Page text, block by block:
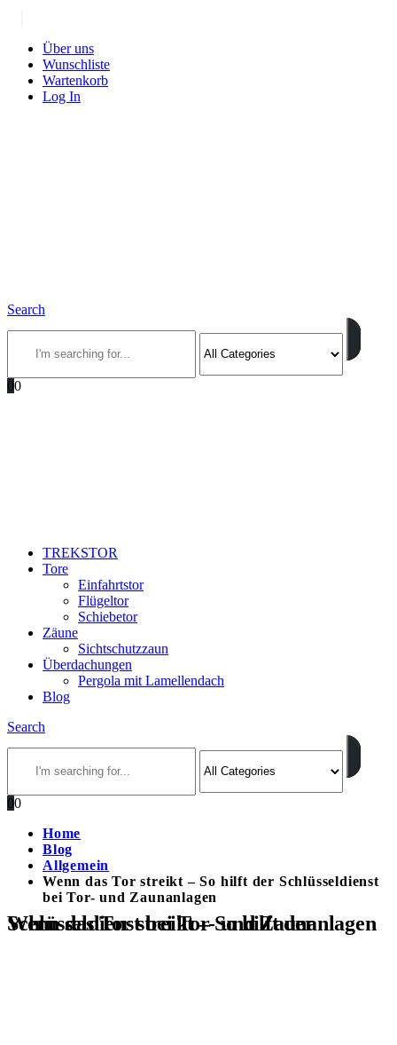
Über uns
Wunschliste
Wartenkorb
Log In
Search
00
TREKSTOR
Tore
Einfahrtstor
Flügeltor
Schiebetor
Zäune
Sichtschutzzaun
Überdachungen
Pergola mit Lamellendach
Blog
Search
00
Home
Blog
Allgemein
Wenn das Tor streikt – So hilft der Schlüsseldienst
bei Tor- und Zaunanlagen
Wenn das Tor streikt – So hilft der Schlüsseldienst bei Tor- und Zaunanlagen